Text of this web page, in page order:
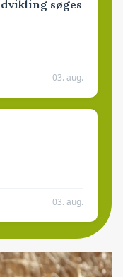
søges
03. aug.
03. aug.